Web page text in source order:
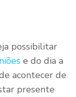
possibilitar
e do dia a
acontecer de
presente